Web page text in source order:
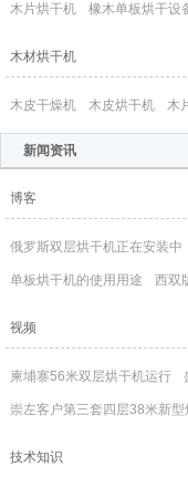
木片烘干机 橡木单板烘干设
木材烘干机
木皮干燥机 木皮烘干机 木
新闻资讯
博客
俄罗斯双层烘干机正在安装中
单板烘干机的使用用途 西双
视频
柬埔寨56米双层烘干机运行
崇左客户第三套四层38米新型
技术知识